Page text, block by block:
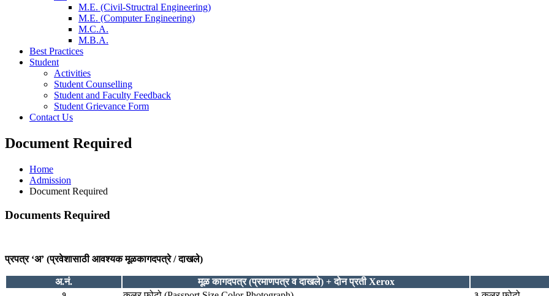
M.E. (Civil-Structral Engineering)
M.E. (Computer Engineering)
M.C.A.
M.B.A.
Best Practices
Student
Activities
Student Counselling
Student and Faculty Feedback
Student Grievance Form
Contact Us
Document Required
Home
Admission
Document Required
Documents Required
प्रपत्र ‘अ’ (प्रवेशासाठी आवश्यक मूळकागदपत्रे / दाखले)
अ.नं. मूळ कागदपत्र (प्रमाणपत्र व दाखले) + दोन प्रती Xerox